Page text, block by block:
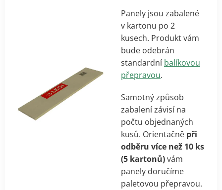
Panely jsou zabalené
v kartonu po 2
kusech. Produkt vám
bude odebrán
standardníbalíkovou
přepravou.
Samotný způsob
zabalení závisí na
počtu objednaných
kusů. Orientačně při
odběru více než 10 ks
(5 kartonů)vám
panely doručíme
paletovou přepravou.